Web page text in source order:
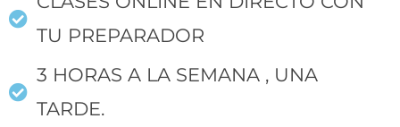
TU PREPARADOR
3 HORAS A LA SEMANA , UNA
TARDE.